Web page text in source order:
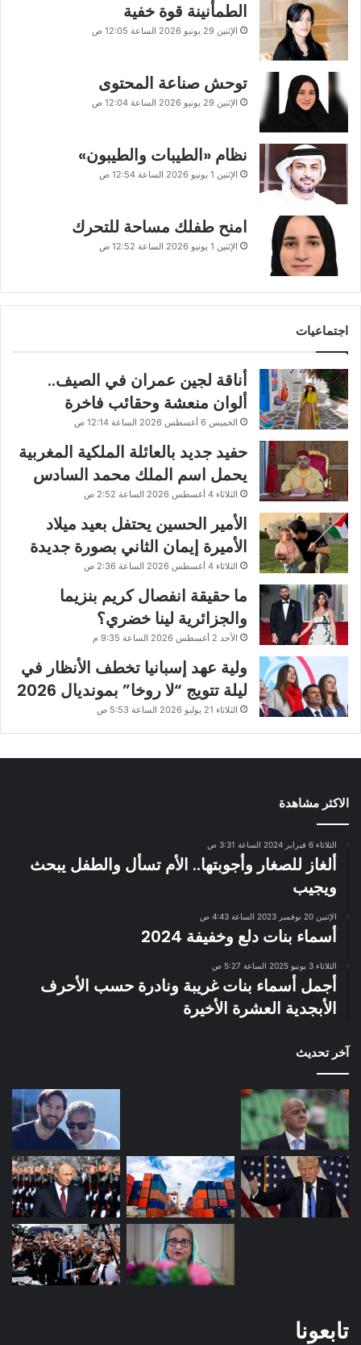
الطمأنينة قوة خفية
الإثنين 29 يونيو 2026 الساعة 12:05 ص
توحش صناعة المحتوى
الإثنين 29 يونيو 2026 الساعة 12:04 ص
نظام «الطيبات والطيبون»
الإثنين 1 يونيو 2026 الساعة 12:54 ص
امنح طفلك مساحة للتحرك
الإثنين 1 يونيو 2026 الساعة 12:52 ص
اجتماعيات
أناقة لجين عمران في الصيف..
ألوان منعشة وحقائب فاخرة
الخميس 6 أغسطس 2026 الساعة 12:14 ص
حفيد جديد بالعائلة الملكية المغربية
يحمل اسم الملك محمد السادس
الثلاثاء 4 أغسطس 2026 الساعة 2:52 ص
الأمير الحسين يحتفل بعيد ميلاد
الأميرة إيمان الثاني بصورة جديدة
الثلاثاء 4 أغسطس 2026 الساعة 2:36 ص
ما حقيقة انفصال كريم بنزيما
والجزائرية لينا خضري؟
الأحد 2 أغسطس 2026 الساعة 9:35 م
ولية عهد إسبانيا تخطف الأنظار في
ليلة تتويج “لا روخا” بمونديال 2026
الثلاثاء 21 يوليو 2026 الساعة 5:53 ص
الاكثر مشاهدة
الثلاثاء 6 فبراير 2024 الساعة 3:31 ص
ألغاز للصغار وأجوبتها.. الأم تسأل والطفل يبحث
ويجيب
الإثنين 20 نوفمبر 2023 الساعة 4:43 ص
أسماء بنات دلع وخفيفة 2024
الثلاثاء 3 يونيو 2025 الساعة 5:27 ص
أجمل أسماء بنات غريبة ونادرة حسب الأحرف
الأبجدية العشرة الأخيرة
آخر تحديث
تابعونا